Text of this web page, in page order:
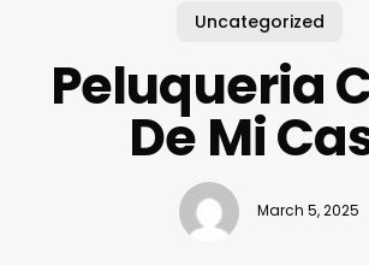
Uncategorized
Peluqueria
De Mi
March 5, 2025